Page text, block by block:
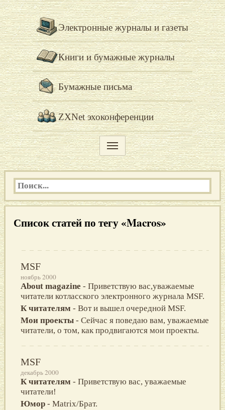
Электронные журналы и газеты
Книги и бумажные журналы
Бумажные письма
ZXNet эхоконференции
Список статей по тегу «Macros»
MSF
ноябрь 2000
About magazine - Приветствую вас,уважаемые
читатели котласского электронного журнала MSF.
К читателям - Вот и вышел очередной MSF.
Мои проекты - Сейчас я поведаю вам, уважаемые
читатели, о том, как продвигаются мои проекты.
MSF
декабрь 2000
К читателям - Приветствую вас, уважаемые
читатели!
Юмор - Matrix/Брат.